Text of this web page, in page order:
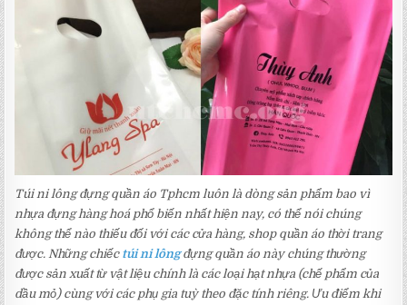
Túi ni lông đựng quần áo Tphcm luôn là dòng sản phẩm bao vì
nhựa đựng hàng hoá phổ biến nhất hiện nay, có thể nói chúng
không thể nào thiếu đối với các cửa hàng, shop quần áo thời trang
được. Những chiếc túi ni lôngđựng quần áo này chúng thường
được sản xuất từ vật liệu chính là các loại hạt nhựa (chế phẩm của
dầu mỏ) cùng với các phụ gia tuỳ theo đặc tính riêng. Ưu điểm khi